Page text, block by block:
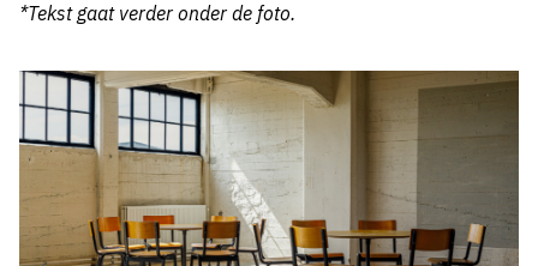
*Tekst gaat verder onder de foto.